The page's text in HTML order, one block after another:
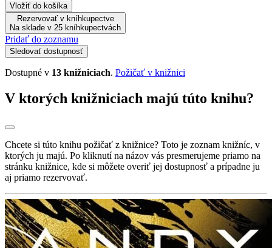
Vložiť do košíka
Rezervovať v kníhkupectve
Na sklade v 25 kníhkupectvách
Pridať do zoznamu
Sledovať dostupnosť
Dostupné v 13 knižniciach. Požičať v knižnici
V ktorých knižniciach majú túto knihu?
Chcete si túto knihu požičať z knižnice? Toto je zoznam knižníc, v
ktorých ju majú. Po kliknutí na názov vás presmerujeme priamo na
stránku knižnice, kde si môžete overiť jej dostupnosť a prípadne ju
aj priamo rezervovať.